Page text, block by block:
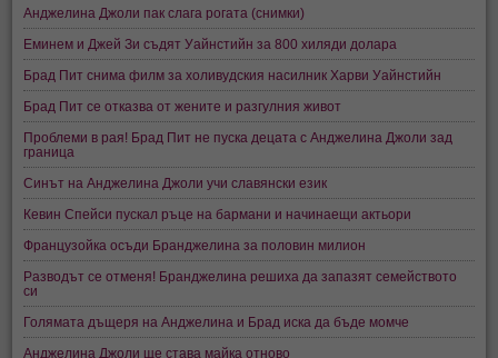
Анджелина Джоли пак слага рогата (снимки)
Еминем и Джей Зи съдят Уайнстийн за 800 хиляди долара
Брад Пит снима филм за холивудския насилник Харви Уайнстийн
Брад Пит се отказва от жените и разгулния живот
Проблеми в рая! Брад Пит не пуска децата с Анджелина Джоли зад
граница
Синът на Анджелина Джоли учи славянски език
Кевин Спейси пускал ръце на бармани и начинаещи актьори
Французойка осъди Бранджелина за половин милион
Разводът се отменя! Бранджелина решиха да запазят семейството
си
Голямата дъщеря на Анджелина и Брад иска да бъде момче
Анджелина Джоли ще става майка отново